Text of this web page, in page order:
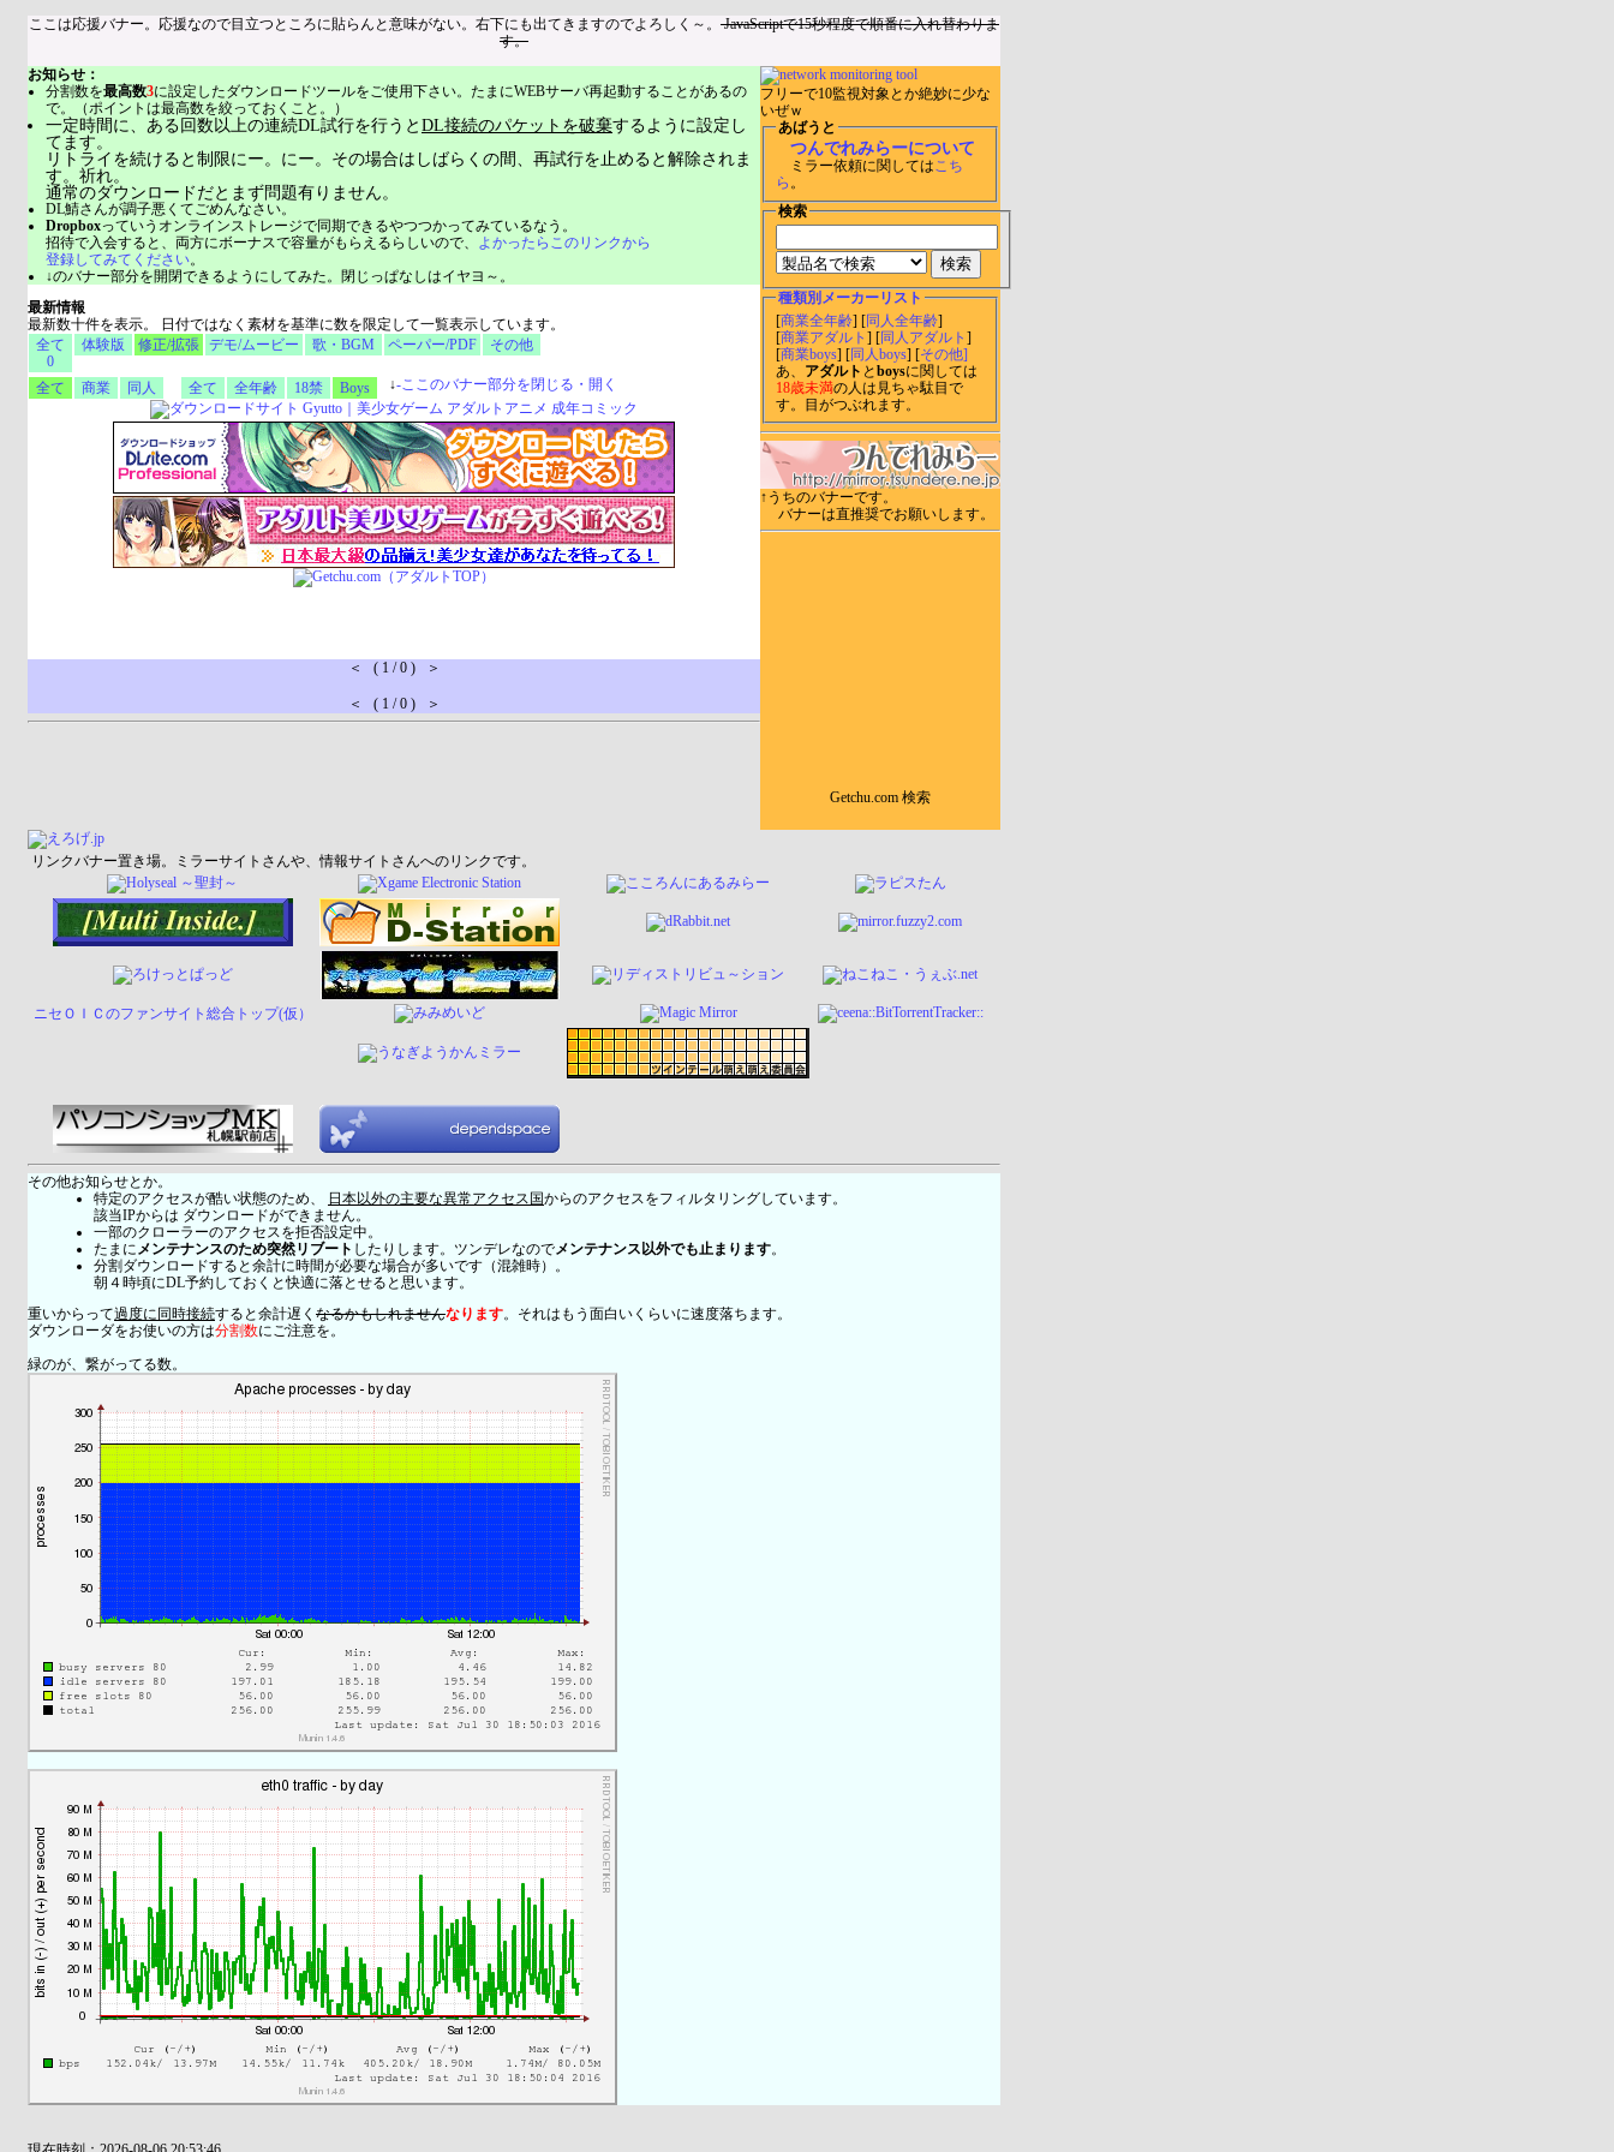
ここは応援バナー。応援なので目立つところに貼らんと意味がない。右下にも出てきますのでよろしく～。 JavaScriptで15秒程度で順番に入れ替わりま
す。
フリーで10監視対象とか絶妙に少な
いぜｗ
あばうと
つんでれみらーについて
ミラー依頼に関してはこち
ら 。
検索
種類別メーカーリスト
[商業全年齢 ] [同人全年齢]
[商業アダルト ] [同人アダルト ]
[商業boys] [同人boys ] [その他]
あ、 アダルト とboysに関しては
18歳未満の人は見ちゃ駄目で
す。目がつぶれます。
↑うちのバナーです。
バナーは直推奨でお願いします。
Getchu.com 検索
お知らせ：
分割数を最高数3に設定したダウンロードツールをご使用下さい。たまにWEBサーバ再起動することがあるの
で。（ポイントは最高数を絞っておくこと。）
一定時間に、ある回数以上の連続DL試行を行うとDL接続のパケットを破棄するように設定し
てます。
リトライを続けると制限にー。にー。その場合はしばらくの間、再試行を止めると解除されま
す。祈れ。
通常のダウンロードだとまず問題有りません。
DL鯖さんが調子悪くてごめんなさい。
Dropboxっていうオンラインストレージで同期できるやつつかってみているなう。
招待で入会すると、両方にボーナスで容量がもらえるらしいので、 よかったらこのリンクから
登録してみてください。
↓のバナー部分を開閉できるようにしてみた。閉じっぱなしはイヤヨ～。
最新情報
最新数十件を表示。 日付ではなく素材を基準に数を限定して一覧表示しています。
全て
0
体験版 修正/拡張 デモ/ムービー 歌・BGM ペーパー/PDF その他
全て 商業 同人 全て 全年齢 18禁 Boys ↓-ここのバナー部分を閉じる・開く
＜ ( 1 / 0 ) ＞
＜ ( 1 / 0 ) ＞
リンクバナー置き場。ミラーサイトさんや、情報サイトさんへのリンクです。
ニセＯＩＣのファンサイト総合トップ(仮）
その他お知らせとか。
特定のアクセスが酷い状態のため、
日本以外の主要な異常アクセス国からのアクセスをフィルタリングしています。
該当IPからは ダウンロードができません。
一部のクローラーのアクセスを拒否設定中。
たまにメンテナンスのため突然リブート したりします。ツンデレなのでメンテナンス以外でも止まります。
分割ダウンロードすると余計に時間が必要な場合が多いです（混雑時）。
朝４時頃にDL予約しておくと快適に落とせると思います。
重いからって過度に同時接続すると余計遅く なるかもしれませんなります。それはもう面白いくらいに速度落ちます。
ダウンローダをお使いの方は分割数にご注意を。
緑のが、繋がってる数。